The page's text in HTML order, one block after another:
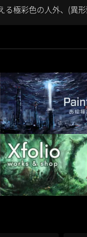
る極彩色の人外、(異